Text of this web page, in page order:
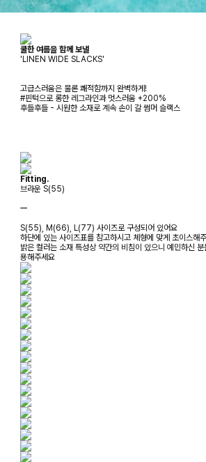
쿨한 여름을 함께 보낼
'LINEN WIDE SLACKS'
고급스러움은 물론 쾌적함까지 완벽하게!
#핀턱으로 롱한 레그라인과 멋스러움 +200%
후들후들 - 시원한 소재로 계속 손이 갈 썸머 슬랙스
Fitting.
브라운 S(55)
ㅡ
S(55), M(66), L(77) 사이즈로 구성되어 있어요
하단에 있는 사이즈표를 참고하시고 체형에 맞게 초이스해
밝은 컬러는 소재 특성상 약간의 비침이 있으니 예민하신
용해주세요